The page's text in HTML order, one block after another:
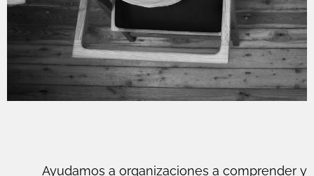
Ayudamos a organizaciones a comprender y